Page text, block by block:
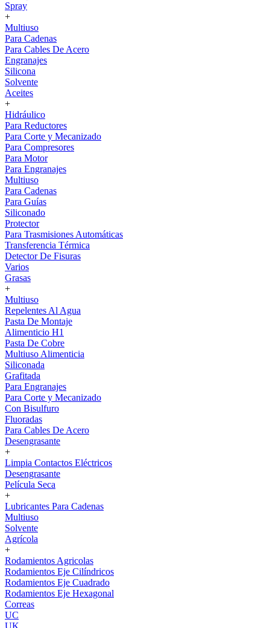
Spray
+
Multiuso
Para Cadenas
Para Cables De Acero
Engranajes
Silicona
Solvente
Aceites
+
Hidráulico
Para Reductores
Para Corte y Mecanizado
Para Compresores
Para Motor
Para Engranajes
Multiuso
Para Cadenas
Para Guías
Siliconado
Protector
Para Trasmisiones Automáticas
Transferencia Térmica
Detector De Fisuras
Varios
Grasas
+
Multiuso
Repelentes Al Agua
Pasta De Montaje
Alimenticio H1
Pasta De Cobre
Multiuso Alimenticia
Siliconada
Grafitada
Para Engranajes
Para Corte y Mecanizado
Con Bisulfuro
Fluoradas
Para Cables De Acero
Desengrasante
+
Limpia Contactos Eléctricos
Desengrasante
Película Seca
+
Lubricantes Para Cadenas
Multiuso
Solvente
Agrícola
+
Rodamientos Agricolas
Rodamientos Eje Cilíndricos
Rodamientos Eje Cuadrado
Rodamientos Eje Hexagonal
Correas
UC
UK